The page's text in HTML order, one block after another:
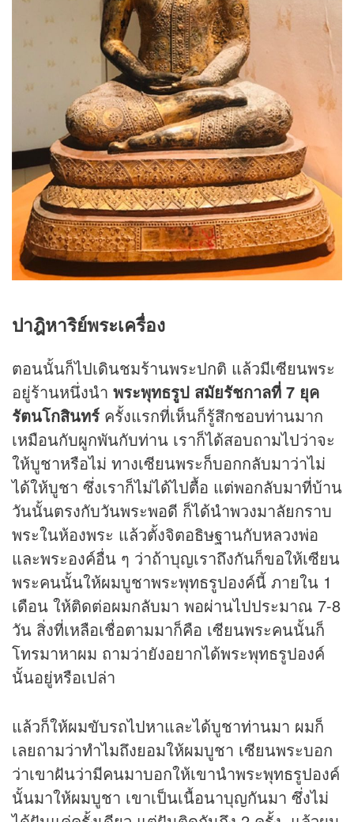
ปาฎิหาริย์พระเครื่อง
ตอนนั้นก็ไปเดินชมร้านพระปกติ แล้วมีเซียนพระ
อยู่ร้านหนึ่งนำ พระพุทธรูป สมัยรัชกาลที่ 7 ยุค
รัตนโกสินทร์ ครั้งแรกที่เห็นก็รู้สึกชอบท่านมาก
เหมือนกับผูกพันกับท่าน เราก็ได้สอบถามไปว่าจะ
ให้บูชาหรือไม่ ทางเซียนพระก็บอกกลับมาว่าไม่
ได้ให้บูชา ซึ่งเราก็ไม่ได้ไปตื้อ แต่พอกลับมาที่บ้าน
วันนั้นตรงกับวันพระพอดี ก็ได้นำพวงมาลัยกราบ
พระในห้องพระ แล้วตั้งจิตอธิษฐานกับหลวงพ่อ
และพระองค์อื่น ๆ ว่าถ้าบุญเราถึงกันก็ขอให้เซียน
พระคนนั้นให้ผมบูชาพระพุทธรูปองค์นี้ ภายใน 1
เดือน ให้ติดต่อผมกลับมา พอผ่านไปประมาณ 7-8
วัน สิ่งที่เหลือเชื่อตามมาก็คือ เซียนพระคนนั้นก็
โทรมาหาผม ถามว่ายังอยากได้พระพุทธรูปองค์
นั้นอยู่หรือเปล่า
แล้วก็ให้ผมขับรถไปหาและได้บูชาท่านมา ผมก็
เลยถามว่าทำไมถึงยอมให้ผมบูชา เซียนพระบอก
ว่าเขาฝันว่ามีคนมาบอกให้เขานำพระพุทธรูปองค์
นั้นมาให้ผมบูชา เขาเป็นเนื้อนาบุญกันมา ซึ่งไม่